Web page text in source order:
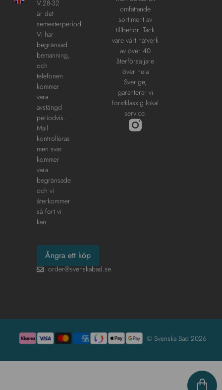
omfattande
sortiment av
tillbehör. Tack
vare vårt nätverk
av över 40
återförsäljare
över hela
Sverige,
garanterar vi
förstklassig lokal
service.
V.28-32
är det
semesterperiod.
Vi har
begränsad
bemanning,
och
telefonen
kommer
vara
avstängd
periodvis.
Mail
kontrolleras
men svar
kommer
vara
begränsade
och vi
återkommer
så fort vi
kan.
Ångra ett köp
order@svenskabad.se
© Svenska Bad 2026